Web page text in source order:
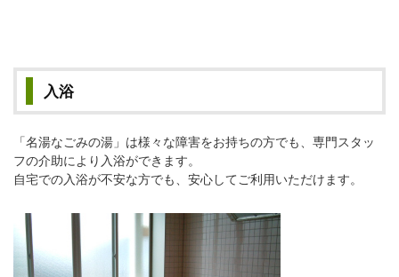
入浴
「名湯なごみの湯」は様々な障害をお持ちの方でも、専門スタッ
フの介助により入浴ができます。
自宅での入浴が不安な方でも、安心してご利用いただけます。